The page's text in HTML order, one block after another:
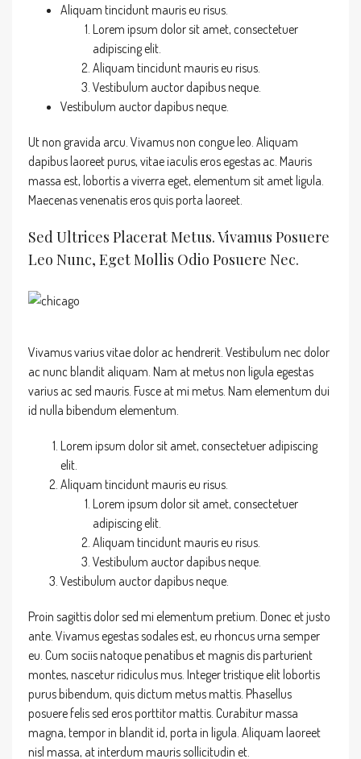
Aliquam tincidunt mauris eu risus.
Lorem ipsum dolor sit amet, consectetuer
adipiscing elit.
Aliquam tincidunt mauris eu risus.
Vestibulum auctor dapibus neque.
Vestibulum auctor dapibus neque.
Ut non gravida arcu. Vivamus non congue leo. Aliquam
dapibus laoreet purus, vitae iaculis eros egestas ac. Mauris
massa est, lobortis a viverra eget, elementum sit amet ligula.
Maecenas venenatis eros quis porta laoreet.
Sed Ultrices Placerat Metus. Vivamus Posuere
Leo Nunc, Eget Mollis Odio Posuere Nec.
Vivamus varius vitae dolor ac hendrerit. Vestibulum nec dolor
ac nunc blandit aliquam. Nam at metus non ligula egestas
varius ac sed mauris. Fusce at mi metus. Nam elementum dui
id nulla bibendum elementum.
Lorem ipsum dolor sit amet, consectetuer adipiscing
elit.
Aliquam tincidunt mauris eu risus.
Lorem ipsum dolor sit amet, consectetuer
adipiscing elit.
Aliquam tincidunt mauris eu risus.
Vestibulum auctor dapibus neque.
Vestibulum auctor dapibus neque.
Proin sagittis dolor sed mi elementum pretium. Donec et justo
ante. Vivamus egestas sodales est, eu rhoncus urna semper
eu. Cum sociis natoque penatibus et magnis dis parturient
montes, nascetur ridiculus mus. Integer tristique elit lobortis
purus bibendum, quis dictum metus mattis. Phasellus
posuere felis sed eros porttitor mattis. Curabitur massa
magna, tempor in blandit id, porta in ligula. Aliquam laoreet
nisl massa, at interdum mauris sollicitudin et.